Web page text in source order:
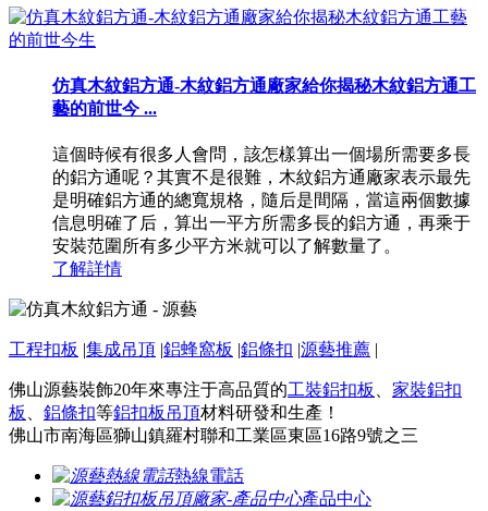
仿真木紋鋁方通-木紋鋁方通廠家給你揭秘木紋鋁方通工
藝的前世今 ...
這個時候有很多人會問，該怎樣算出一個場所需要多長
的鋁方通呢？其實不是很難，木紋鋁方通廠家表示最先
是明確鋁方通的總寬規格，隨后是間隔，當這兩個數據
信息明確了后，算出一平方所需多長的鋁方通，再乘于
安裝范圍所有多少平方米就可以了解數量了。
了解詳情
工程扣板 |集成吊頂 |鋁蜂窩板 |鋁條扣 |源藝推薦 |
佛山源藝裝飾20年來專注于高品質的工裝鋁扣板
家裝鋁扣
板
鋁條扣等鋁扣板吊頂材料研發和生產！
佛山市南海區獅山鎮羅村聯和工業區東區16路9號之三
熱線電話
產品中心